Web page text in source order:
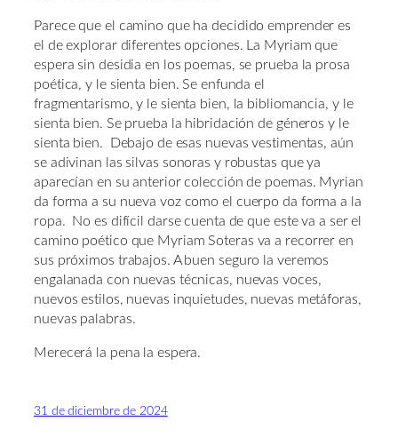
Parece que el camino que ha decidido emprender es
el de explorar diferentes opciones. La Myriam que
espera sin desidia en los poemas, se prueba la prosa
poética, y le sienta bien. Se enfunda el
fragmentarismo, y le sienta bien, la bibliomancia, y le
sienta bien. Se prueba la hibridación de géneros y le
sienta bien. Debajo de esas nuevas vestimentas, aún
se adivinan las silvas sonoras y robustas que ya
aparecían en su anterior colección de poemas. Myrian
da forma a su nueva voz como el cuerpo da forma a la
ropa. No es difícil darse cuenta de que este va a ser el
camino poético que Myriam Soteras va a recorrer en
sus próximos trabajos. A buen seguro la veremos
engalanada con nuevas técnicas, nuevas voces,
nuevos estilos, nuevas inquietudes, nuevas metáforas,
nuevas palabras.
Merecerá la pena la espera.
31 de diciembre de 2024